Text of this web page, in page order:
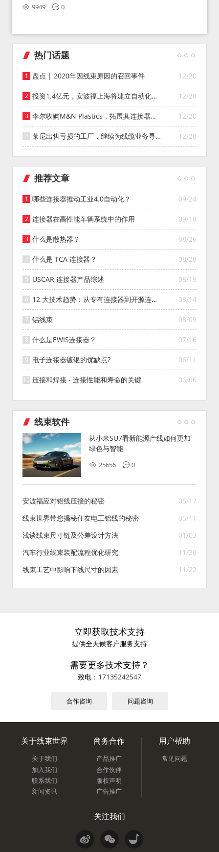
9949 0
热门话题
12/20
盘点 | 2020年因线束原因的召回事件
12/20
投资1.4亿元，安波福上海将建立自动化智
能仓库
12/20
李尔收购M&N Plastics，拓展其连接器系
统业务
12/20
莱尼出售亏损的工厂，继续为线缆业务寻找
投资者
推荐文章
09/24
哪些连接器推动工业4.0自动化？
09/18
连接器在高性能车辆系统中的作用
08/26
什么是散热器？
08/20
什么是 TCA 连接器？
08/19
USCAR 连接器产品综述
08/14
12 大技术趋势：从专有连接器到开源连接
器的演变
08/09
铝线束
07/16
什么是EWIS连接器？
06/11
电子连接器镀银的优缺点?
06/06
压接和焊接 - 连接性能和寿命的关键
线束软件
从小米SU7看新能源产线如何更加
绿色与智能
25656 0
05/17
安波福应对铝线压接的秘密
05/11
线束世界带您揭秘住友电工铝线的秘密
01/03
浅谈线束尺寸链及公差设计方法
11/30
汽车行业线束装配流程优化研究
11/22
线束工艺中影响下线尺寸的因素
立即获取技术支持
提供全天候客户服务支持
需要更多技术支持？
致电： 17135242547
合作咨询 问题咨询
关于线束世界
关于我们
加入我们
联系我们
新闻资讯
商务合作
产品推广
合作伙伴
版权声明
广告推广
用户帮助
常见问题
关注我们